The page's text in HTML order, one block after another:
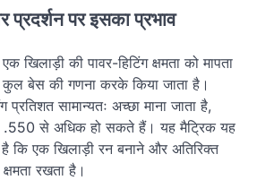
पर इसका प्रभाव
खिलाड़ी की पावर-हिटिंग क्षमता को मापता
बेस की गणना करके किया जाता है।
सामान्यतः अच्छा माना जाता है,
.550 से अधिक हो सकते हैं। यह मैट्रिक यह
एक खिलाड़ी रन बनाने और अतिरिक्त
रखता है।